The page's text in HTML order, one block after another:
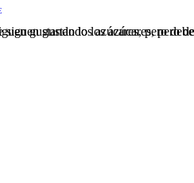
gustando los azúcares, pero